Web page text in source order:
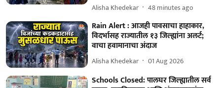
Alisha Khedekar 48 minutes ago
Rain Alert : आजही पावसाचा हाहाकार,
विदर्भासह राज्यातील १३ जिल्ह्यांना अलर्ट;
वाचा हवामानाचा अंदाज
Alisha Khedekar 01 Aug 2026
Schools Closed: पालघर जिल्ह्यातील सर्व